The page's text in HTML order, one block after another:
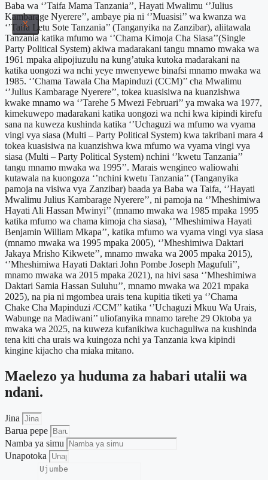
X
Baba wa ‘’Taifa Mama Tanzania’’, Hayati Mwalimu ‘’Julius
Kambarage Nyerere’’, ambaye pia ni ‘’Muasisi’’ wa kwanza wa
‘’Taifa Letu Sote Tanzania’’ (Tanganyika na Zanzibar), aliitawala
Tanzania katika mfumo wa ‘’Chama Kimoja Cha Siasa’’(Single
Party Political System) akiwa madarakani tangu mnamo mwaka wa
1961 mpaka alipojiuzulu na kung’atuka kutoka madarakani na
katika uongozi wa nchi yeye mwenyewe binafsi mnamo mwaka wa
1985. ‘’Chama Tawala Cha Mapinduzi (CCM)’’ cha Mwalimu
‘’Julius Kambarage Nyerere’’, tokea kuasisiwa na kuanzishwa
kwake mnamo wa ‘’Tarehe 5 Mwezi Februari’’ ya mwaka wa 1977,
kimekuwepo madarakani katika uongozi wa nchi kwa kipindi kirefu
sana na kuweza kushinda katika ‘’Uchaguzi wa mfumo wa vyama
vingi vya siasa (Multi – Party Political System) kwa takribani mara 4
tokea kuasisiwa na kuanzishwa kwa mfumo wa vyama vingi vya
siasa (Multi – Party Political System) nchini ‘’kwetu Tanzania’’
tangu mnamo mwaka wa 1995’’. Marais wengineo waliowahi
kutawala na kuongoza ‘’nchini kwetu Tanzania’’ (Tanganyika
pamoja na visiwa vya Zanzibar) baada ya Baba wa Taifa, ‘’Hayati
Mwalimu Julius Kambarage Nyerere’’, ni pamoja na ‘’Mheshimiwa
Hayati Ali Hassan Mwinyi’’ (mnamo mwaka wa 1985 mpaka 1995
katika mfumo wa chama kimoja cha siasa), ‘’Mheshimiwa Hayati
Benjamin William Mkapa’’, katika mfumo wa vyama vingi vya siasa
(mnamo mwaka wa 1995 mpaka 2005), ‘’Mheshimiwa Daktari
Jakaya Mrisho Kikwete’’, mnamo mwaka wa 2005 mpaka 2015),
‘’Mheshimiwa Hayati Daktari John Pombe Joseph Magufuli’’,
mnamo mwaka wa 2015 mpaka 2021), na hivi sasa ‘’Mheshimiwa
Daktari Samia Hassan Suluhu’’, mnamo mwaka wa 2021 mpaka
2025), na pia ni mgombea urais tena kupitia tiketi ya ‘’Chama
Chake Cha Mapinduzi /CCM’’ katika ‘’Uchaguzi Mkuu Wa Urais,
Wabunge na Madiwani’’ uliofanyika mnamo tarehe 29 Oktoba ya
mwaka wa 2025, na kuweza kufanikiwa kuchaguliwa na kushinda
tena kiti cha urais wa kuingoza nchi ya Tanzania kwa kipindi
kingine kijacho cha miaka mitano.
Maelezo ya huduma za habari utalii wa
ndani.
Jina
Barua pepe
Namba ya simu
Unapotoka